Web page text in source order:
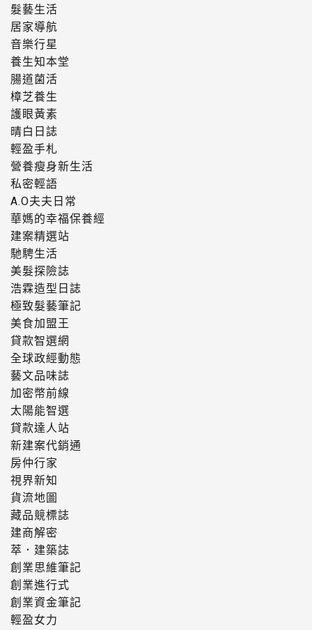
髮藝生活
居家導航
音樂行星
養生知本堂
腸道菌活
樟芝養生
護眼黃素
晴白日誌
輕盈手札
營養瘦身新生活
私密輕語
A.O夫夫日常
華媽的幸福保養經
建案精選站
馳騁生活
美髮探險誌
浩霖造型日誌
極致髮藝筆記
美食加盟王
貸款智選網
全球政經動態
藝文品味誌
加密幣前線
太陽能智選
貸款達人站
新建案代銷通
房仲行家
視界新知
貨流地圖
藏品競標誌
建商解密
萃．建築誌
創業思維筆記
創業進行式
創業資金筆記
輕盈女力